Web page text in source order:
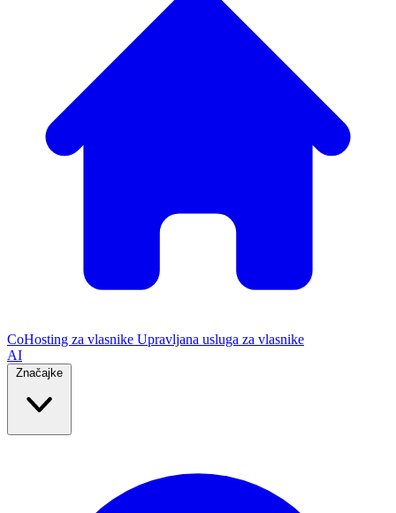
CoHosting za vlasnike Upravljana usluga za vlasnike
AI